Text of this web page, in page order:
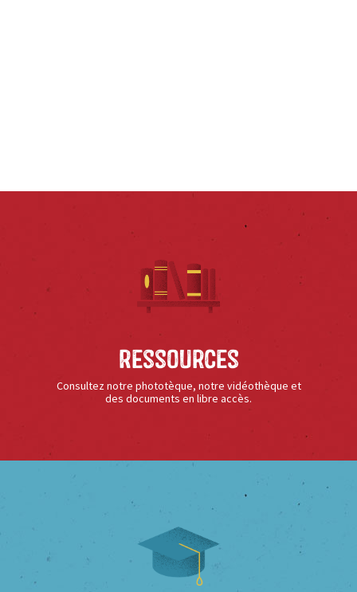
Ressources
Consultez notre phototèque, notre vidéothèque et
des documents en libre accès.